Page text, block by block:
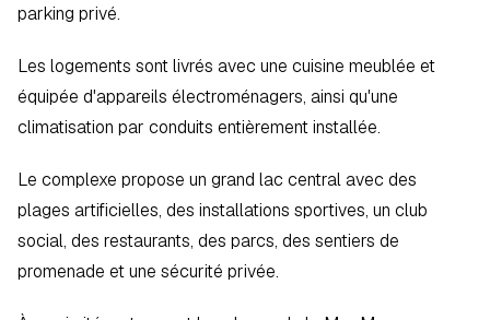
parking privé.
Les logements sont livrés avec une cuisine meublée et
équipée d'appareils électroménagers, ainsi qu'une
climatisation par conduits entièrement installée.
Le complexe propose un grand lac central avec des
plages artificielles, des installations sportives, un club
social, des restaurants, des parcs, des sentiers de
promenade et une sécurité privée.